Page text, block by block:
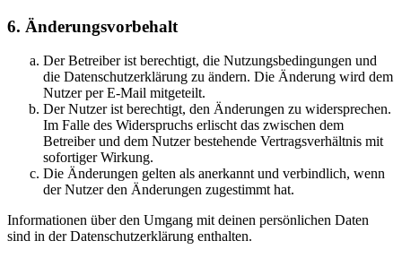
6. Änderungsvorbehalt
Der Betreiber ist berechtigt, die Nutzungsbedingungen und
die Datenschutzerklärung zu ändern. Die Änderung wird dem
Nutzer per E-Mail mitgeteilt.
Der Nutzer ist berechtigt, den Änderungen zu widersprechen.
Im Falle des Widerspruchs erlischt das zwischen dem
Betreiber und dem Nutzer bestehende Vertragsverhältnis mit
sofortiger Wirkung.
Die Änderungen gelten als anerkannt und verbindlich, wenn
der Nutzer den Änderungen zugestimmt hat.
Informationen über den Umgang mit deinen persönlichen Daten
sind in der Datenschutzerklärung enthalten.